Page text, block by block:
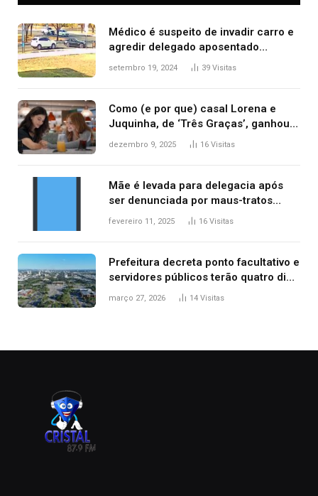
Médico é suspeito de invadir carro e
agredir delegado aposentado
durante confusão no trânsito
setembro 19, 2024 39 Visitas
Como (e por que) casal Lorena e
Juquinha, de ‘Três Graças’, ganhou
repercussão internacional
dezembro 9, 2025 16 Visitas
Mãe é levada para delegacia após
ser denunciada por maus-tratos
contra dois filhos, diz polícia
fevereiro 11, 2025 16 Visitas
Prefeitura decreta ponto facultativo e
servidores públicos terão quatro dias
de folga na Semana Santa
março 27, 2026 14 Visitas